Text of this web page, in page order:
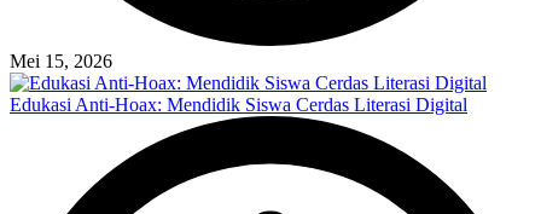
Mei 15, 2026
Edukasi Anti-Hoax: Mendidik Siswa Cerdas Literasi Digital